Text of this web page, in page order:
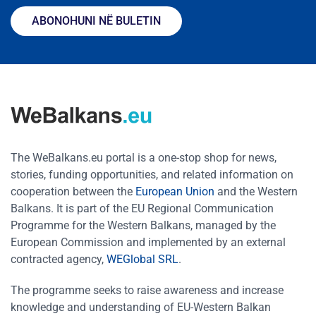
ABONOHUNI NË BULETIN
The WeBalkans.eu portal is a one-stop shop for news,
stories, funding opportunities, and related information on
cooperation between the European Union and the Western
Balkans. It is part of the EU Regional Communication
Programme for the Western Balkans, managed by the
European Commission and implemented by an external
contracted agency, WEGlobal SRL.
The programme seeks to raise awareness and increase
knowledge and understanding of EU-Western Balkan